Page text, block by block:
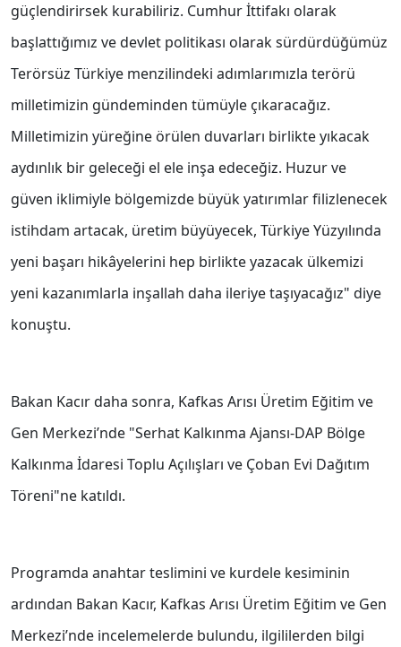
güçlendirirsek kurabiliriz. Cumhur İttifakı olarak
başlattığımız ve devlet politikası olarak sürdürdüğümüz
Terörsüz Türkiye menzilindeki adımlarımızla terörü
milletimizin gündeminden tümüyle çıkaracağız.
Milletimizin yüreğine örülen duvarları birlikte yıkacak
aydınlık bir geleceği el ele inşa edeceğiz. Huzur ve
güven iklimiyle bölgemizde büyük yatırımlar filizlenecek
istihdam artacak, üretim büyüyecek, Türkiye Yüzyılında
yeni başarı hikâyelerini hep birlikte yazacak ülkemizi
yeni kazanımlarla inşallah daha ileriye taşıyacağız" diye
konuştu.
Bakan Kacır daha sonra, Kafkas Arısı Üretim Eğitim ve
Gen Merkezi’nde "Serhat Kalkınma Ajansı-DAP Bölge
Kalkınma İdaresi Toplu Açılışları ve Çoban Evi Dağıtım
Töreni"ne katıldı.
Programda anahtar teslimini ve kurdele kesiminin
ardından Bakan Kacır, Kafkas Arısı Üretim Eğitim ve Gen
Merkezi’nde incelemelerde bulundu, ilgililerden bilgi